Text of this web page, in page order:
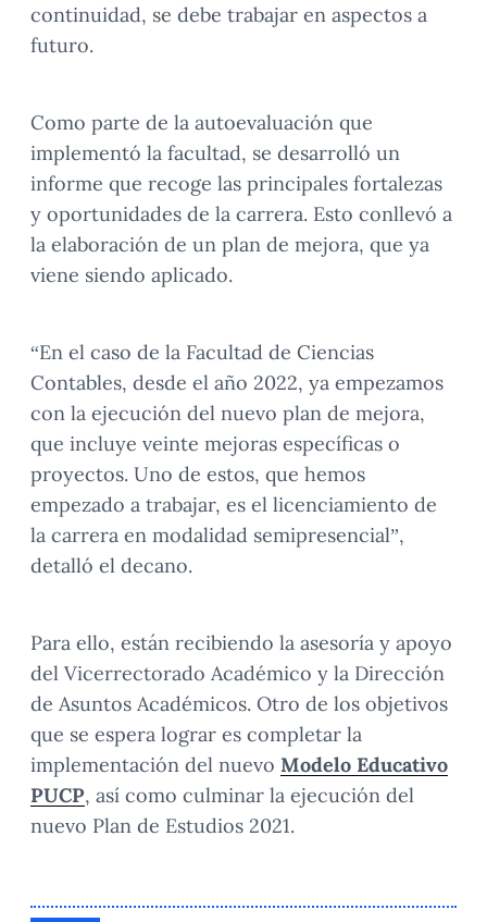
continuidad, se debe trabajar en aspectos a
futuro.
Como parte de la autoevaluación que
implementó la facultad, se desarrolló un
informe que recoge las principales fortalezas
y oportunidades de la carrera. Esto conllevó a
la elaboración de un plan de mejora, que ya
viene siendo aplicado.
“En el caso de la Facultad de Ciencias
Contables, desde el año 2022, ya empezamos
con la ejecución del nuevo plan de mejora,
que incluye veinte mejoras específicas o
proyectos. Uno de estos, que hemos
empezado a trabajar, es el licenciamiento de
la carrera en modalidad semipresencial”,
detalló el decano.
Para ello, están recibiendo la asesoría y apoyo
del Vicerrectorado Académico y la Dirección
de Asuntos Académicos. Otro de los objetivos
que se espera lograr es completar la
implementación del nuevo Modelo Educativo
PUCP, así como culminar la ejecución del
nuevo Plan de Estudios 2021.